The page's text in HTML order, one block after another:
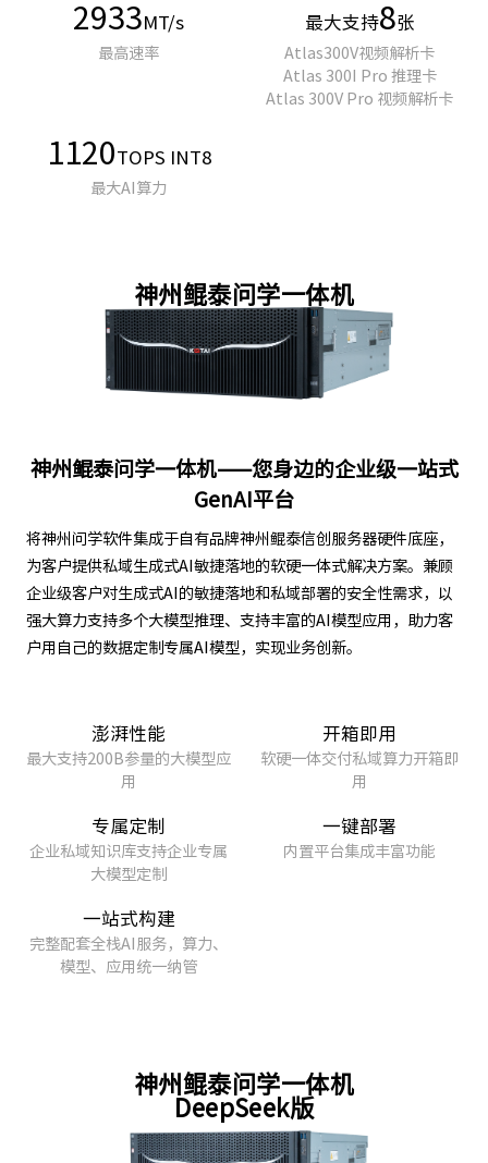
2933MT/s
最高速率
最大支持8张
Atlas300V视频解析卡
Atlas 300I Pro 推理卡
Atlas 300V Pro 视频解析卡
1120TOPS INT8
最大AI算力
神州鲲泰问学一体机
神州鲲泰问学一体机——您身边的企业级一站式
GenAI平台
将神州问学软件集成于自有品牌神州鲲泰信创服务器硬件底座，
为客户提供私域生成式AI敏捷落地的软硬一体式解决方案。兼顾
企业级客户对生成式AI的敏捷落地和私域部署的安全性需求，以
强大算力支持多个大模型推理、支持丰富的AI模型应用，助力客
户用自己的数据定制专属AI模型，实现业务创新。
澎湃性能
最大支持200B参量的大模型应
用
开箱即用
软硬一体交付私域算力开箱即
用
专属定制
企业私域知识库支持企业专属
大模型定制
一键部署
内置平台集成丰富功能
一站式构建
完整配套全栈AI服务，算力、
模型、应用统一纳管
神州鲲泰问学一体机
DeepSeek版